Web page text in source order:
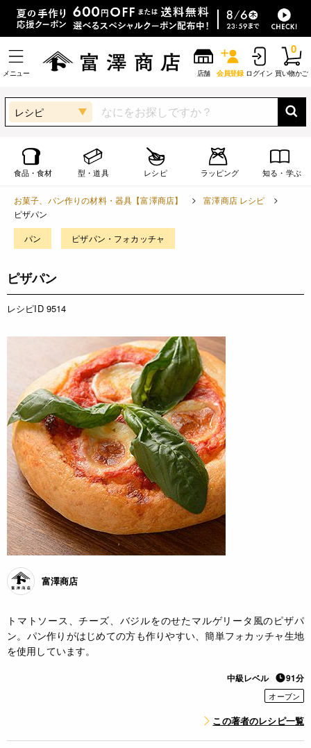
メニュー 店舗 会員登録 ログイン 買い物かご
0
レシピ
食品・食材 型・道具 レシピ ラッピング 知る・学ぶ
お菓子、パン作りの材料・器具【富澤商店】
富澤商店 レシピ
ピザパン
パン ピザパン・フォカッチャ
ピザパン
レシピID 9514
富澤商店
トマトソース、チーズ、バジルをのせたマルゲリータ風のピザパ
ン。パン作りがはじめての方も作りやすい、簡単フォカッチャ生地
を使用しています。
中級レベル 91分
オーブン
この著者のレシピ一覧